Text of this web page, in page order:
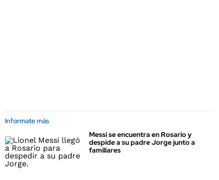
Informate más
Messi se encuentra en Rosario y
despide a su padre Jorge junto a
familiares